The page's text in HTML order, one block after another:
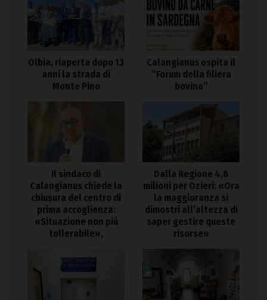
Olbia, riaperta dopo 13
anni la strada di
Monte Pino
Calangianus ospita il
“Forum della filiera
bovina”
Il sindaco di
Calangianus chiede la
chiusura del centro di
prima accoglienza:
«Situazione non più
tollerabile»,
Dalla Regione 4,6
milioni per Ozieri: «Ora
la maggioranza si
dimostri all’altezza di
saper gestire queste
risorse»